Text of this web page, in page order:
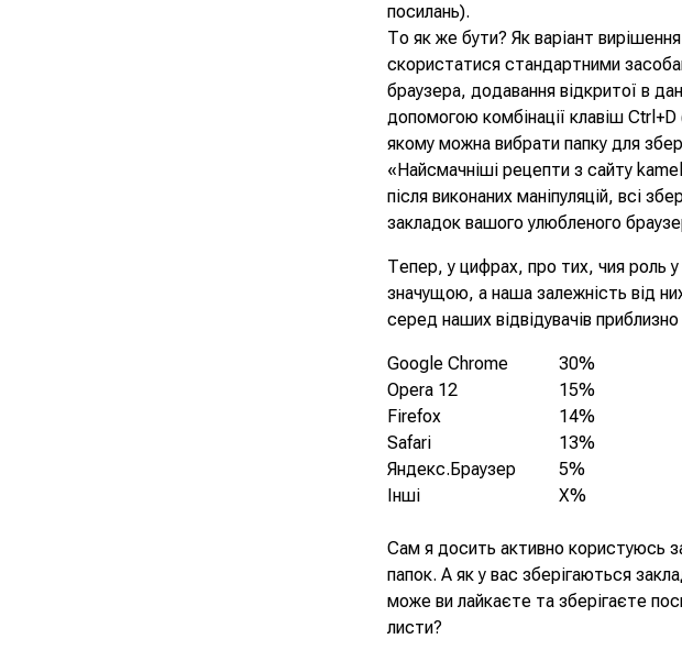
посилань).
То як же бути? Як варіант
скористатися стандартними
браузера, додавання відкритої в
допомогою комбінації клавіш
якому можна вибрати папку для
«Найсмачніші рецепти з сайту
після виконаних маніпуляцій, всі
закладок вашого улюбленого
Тепер, у цифрах, про тих, чия роль
значущою, а наша залежність від
серед наших відвідувачів
Google Chrome
30%
Opera 12
15%
Firefox
14%
Safari
13%
Яндекс.Браузер
5%
Інші
X%
Сам я досить активно користуюсь
папок. А як у вас зберігаються
може ви лайкаєте та зберігаєте
листи?